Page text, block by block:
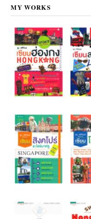
MY WORKS